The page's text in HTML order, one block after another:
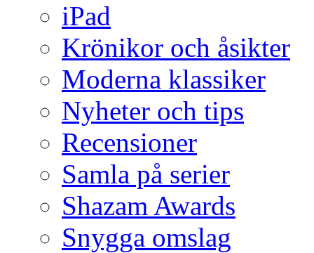
iPad
Krönikor och åsikter
Moderna klassiker
Nyheter och tips
Recensioner
Samla på serier
Shazam Awards
Snygga omslag